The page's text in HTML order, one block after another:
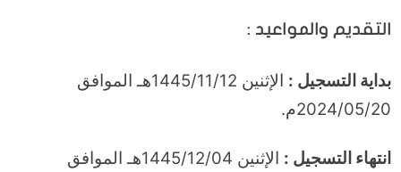
التقديم والمواعيد :
بداية التسجيل :
الإثنين 1445/11/12هـ الموافق
2024/05/20م.
انتهاء التسجيل :
الإثنين 1445/12/04هـ الموافق